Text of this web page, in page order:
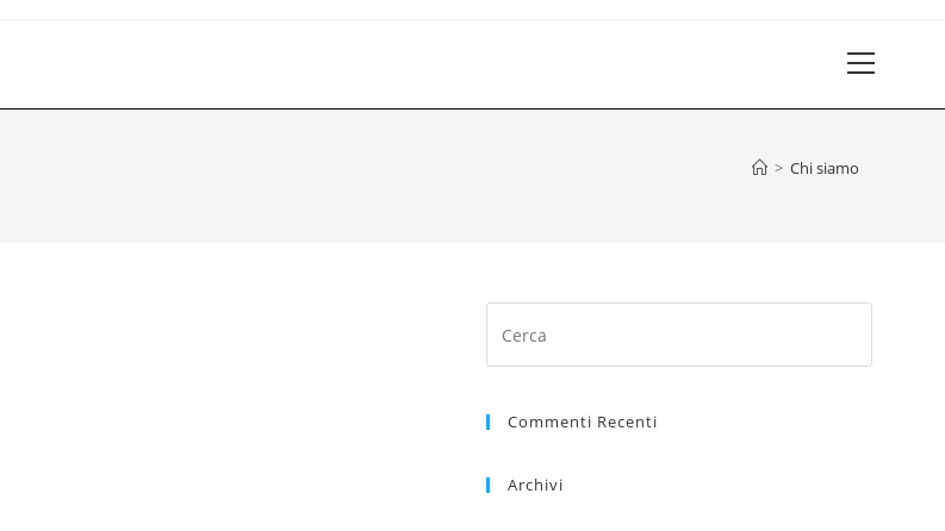
> Chi siamo
Commenti Recenti
Archivi